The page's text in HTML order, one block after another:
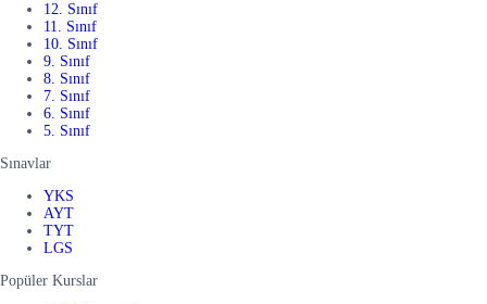
12. Sınıf
11. Sınıf
10. Sınıf
9. Sınıf
8. Sınıf
7. Sınıf
6. Sınıf
5. Sınıf
Sınavlar
YKS
AYT
TYT
LGS
Popüler Kurslar